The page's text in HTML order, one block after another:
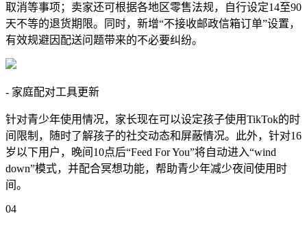
取消等事项；卖家还可根据各地区零售法规，自行设定14至90
天不等的退货期限。同时，新增“不接收邮政信箱订单”设置，
有效规避因配送问题带来的不必要纠纷。
- 家庭配对工具更新
针对青少年使用情况，家长现在可以设定孩子使用TikTok的时
间限制，随时了解孩子的社交动态和屏蔽情况。此外，针对16
岁以下用户，晚间10点后“Feed For You”将自动进入“wind
down”模式，并配合冥想功能，帮助青少年减少夜间使用时
间。
04